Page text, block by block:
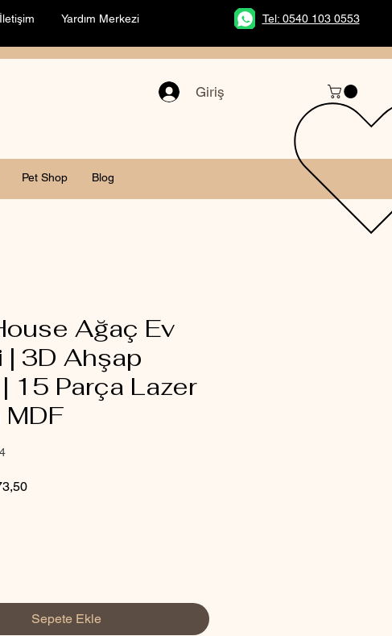
Tel: 0540 103 0553
Yardım Merkezi
İletişim
Giriş
Pet Shop Blog
Ağaç Ev
| 3D Ahşap
15 Parça Lazer
İndirimli
Sepete Ekle